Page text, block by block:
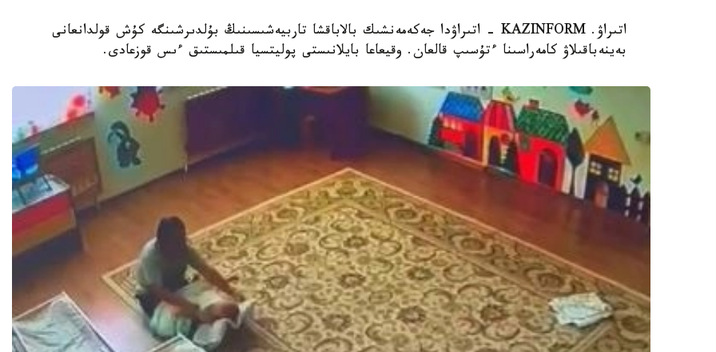
اتىراۋ. KAZINFORM - اتىراۋدا جەكەمەنشىك بالاباقشا تاربيەشىسىنىڭ بۇلدىرشىنگە كۇش قولدانعانى
بەينەباقىلاۋ كامەراسىنا ءتۇسىپ قالعان. وقيعاعا بايلانىستى پوليتسيا قىلمىستىق ءىس قوزعادى.